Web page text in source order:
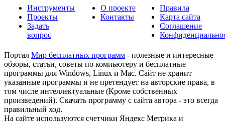
Инструменты
Проекты
Задать
вопрос
О проекте
Контакты
Правила
Карта сайта
Соглашение
Портал Мир бесплатных программ - полезные и интересные
обзоры, статьи, советы по компьютеру и бесплатные
программы для Windows, Linux и Mac. Сайт не хранит
указанные программы и не претендует на авторские права, в
том числе интеллектуальные (Кроме собственных
произведений). Скачать программу с сайта автора - это всегда
правильный ход.
На сайте используются счетчики Яндекс Метрика и